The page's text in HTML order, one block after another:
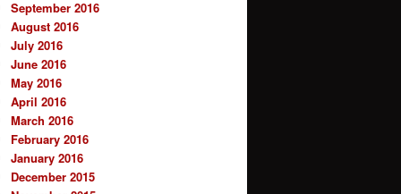
September 2016
August 2016
July 2016
June 2016
May 2016
April 2016
March 2016
February 2016
January 2016
December 2015